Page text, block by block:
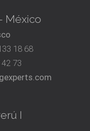
México
18 68
73
I